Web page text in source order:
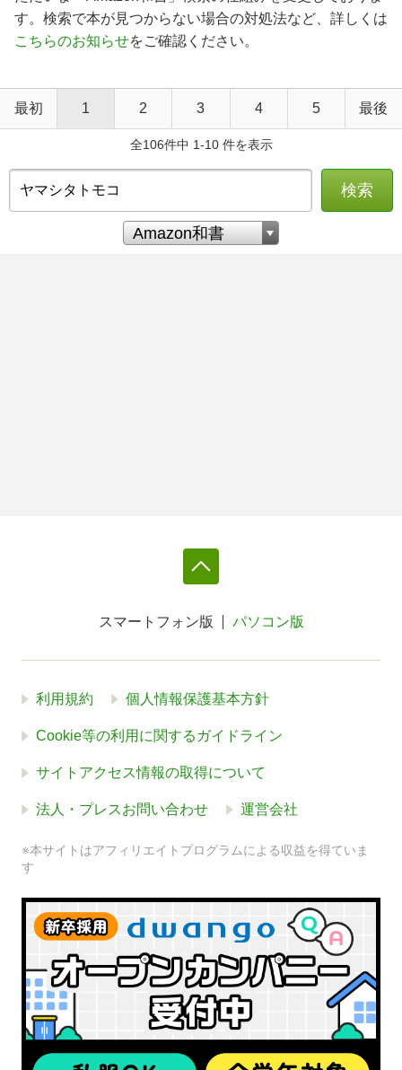
す。検索で本が見つからない場合の対処法など、詳しくは
こちらのお知らせをご確認ください。
最初 1 2 3 4 5 最後
全106件中 1-10 件を表示
検索
スマートフォン版 パソコン版
利用規約 個人情報保護基本方針
Cookie等の利用に関するガイドライン
サイトアクセス情報の取得について
法人・プレスお問い合わせ 運営会社
※本サイトはアフィリエイトプログラムによる収益を得ていま
す